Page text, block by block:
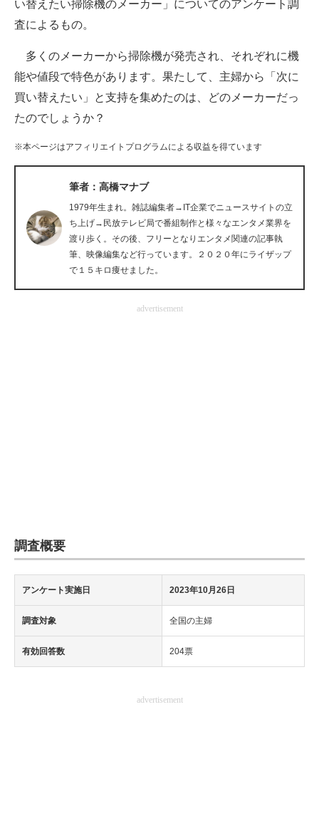
ITエンジニア向け専門サイト
IT製品の技術・比較・事例
製造業のIT導入・活用を支援
モノづくり技術者専門サイト
電子設計の基本と応用
エネルギーの専門メディア
建設×テクノロジーの最前線
い替えたい掃除機のメーカー」についてのアンケート調
査によるもの。
多くのメーカーから掃除機が発売され、それぞれに機
能や値段で特色があります。果たして、主婦から「次に
買い替えたい」と支持を集めたのは、どのメーカーだっ
たのでしょうか？
※本ページはアフィリエイトプログラムによる収益を得ています
筆者：高橋マナブ
1979年生まれ。雑誌編集者→IT企業でニュースサイトの立
ち上げ→民放テレビ局で番組制作と様々なエンタメ業界を
渡り歩く。その後、フリーとなりエンタメ関連の記事執
筆、映像編集など行っています。２０２０年にライザップ
で１５キロ痩せました。
advertisement
調査概要
アンケート実施日 2023年10月26日
調査対象 全国の主婦
有効回答数 204票
advertisement